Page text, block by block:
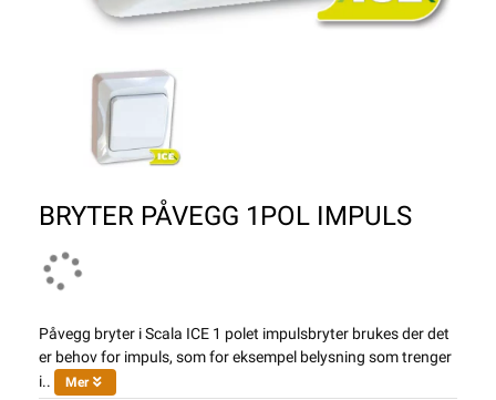
BRYTER PÅVEGG 1POL IMPULS
Påvegg bryter i Scala ICE 1 polet impulsbryter brukes der det
er behov for impuls, som for eksempel belysning som trenger
i..
Mer